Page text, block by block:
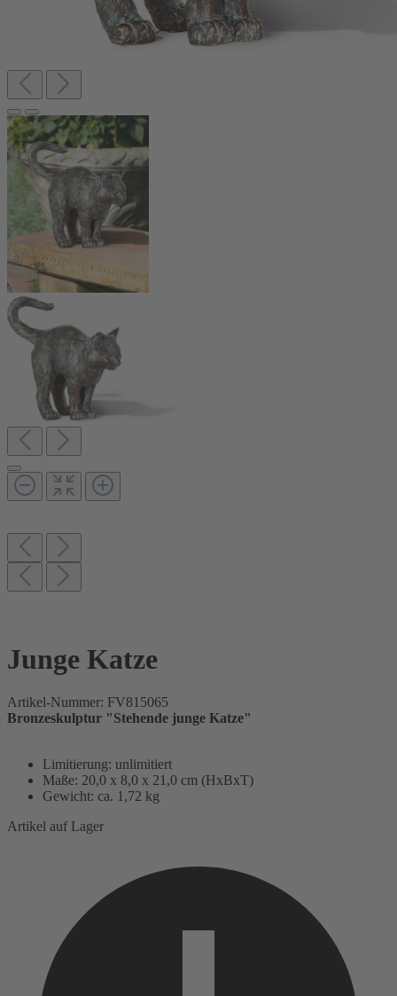
Junge Katze
Artikel-Nummer: FV815065
Bronzeskulptur "Stehende junge Katze"
Limitierung: unlimitiert
Maße: 20,0 x 8,0 x 21,0 cm (HxBxT)
Gewicht: ca. 1,72 kg
Artikel auf Lager